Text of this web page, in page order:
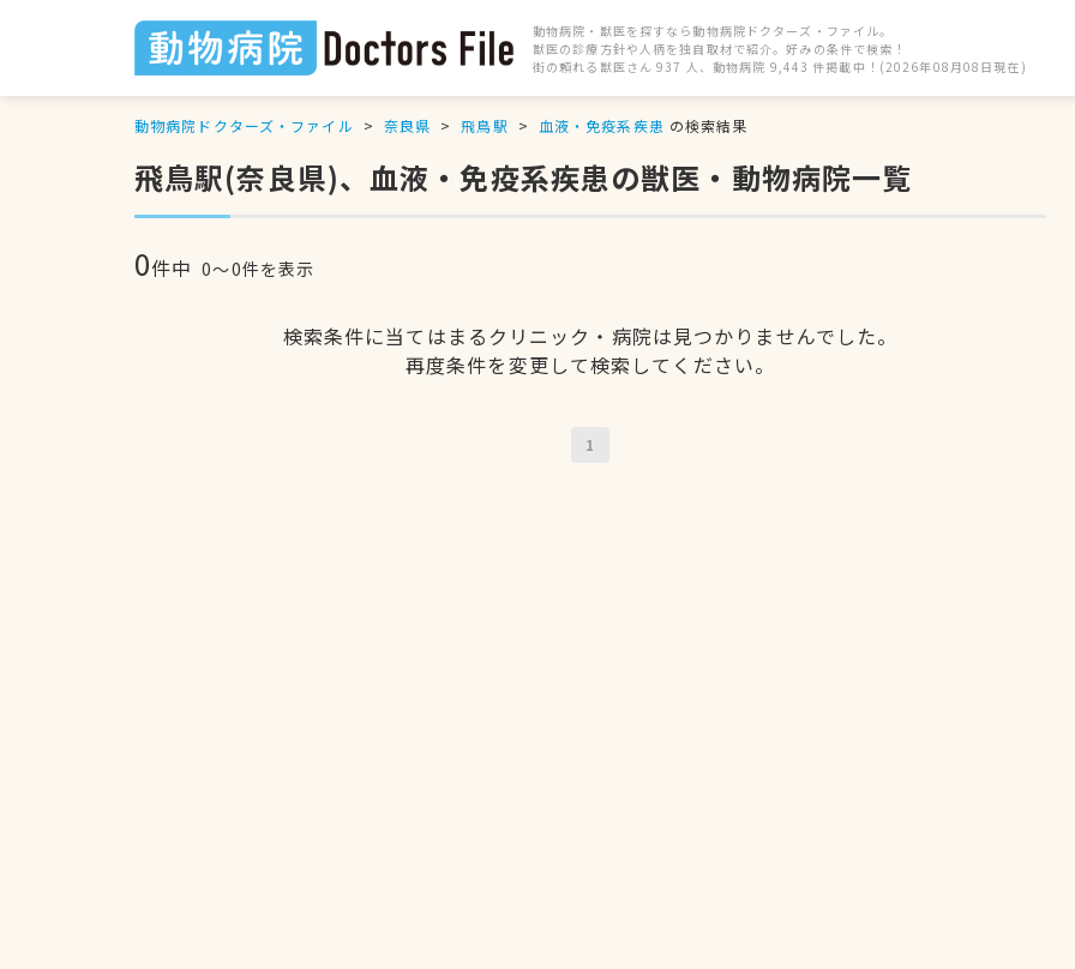
動物病院・獣医を探すなら動物病院ドクターズ・ファイル。
獣医の診療方針や人柄を独自取材で紹介。好みの条件で検索！
街の頼れる獣医さん 937 人、動物病院 9,443 件掲載中！(2026年08月08日現在)
動物病院ドクターズ・ファイル 奈良県 飛鳥駅 血液・免疫系疾患 の検索結果
飛鳥駅(奈良県)、血液・免疫系疾患の獣医・動物病院一覧
0件中 0〜0件を表示
検索条件に当てはまるクリニック・病院は見つかりませんでした。
再度条件を変更して検索してください。
1